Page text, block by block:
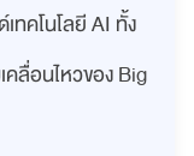
ทคโนโลยี AI ทั้ง
คลื่อนไหวของ Big